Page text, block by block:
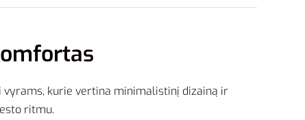
kurie vertina minimalistinį dizainą ir
ritmu.